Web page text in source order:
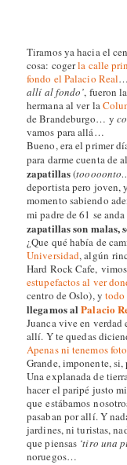
Tiramos ya hacia el
cosa: cogerla calle
fondo el Palacio Real…
allí al fondo’, fueron
hermana al ver la
de Brandeburgo… y
vamos para allá…
Bueno, era el primer
para darme cuenta de
zapatillas(
deportista pero joven,
momento sabiendo
mi padre de 61 se
zapatillas son malas,
¿Que qué había de
Universidad, algún
Hard Rock Cafe,
estupefactos al ver
centro de Oslo), y todo
llegamos alPalacio
Juanca vive en verdad
allí. Y te quedas
Apenas ni tenemos
Grande, imponente,
Una explanada de
hacer el paripé justo
que estábamos
pasaban por allí. Y
jardines, ni turistas,
que piensas ‘tiro una
noruegos…